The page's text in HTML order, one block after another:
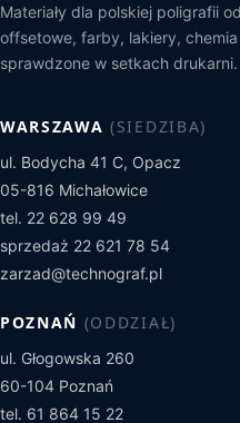
Materiały dla polskiej poligrafii
offsetowe, farby, lakiery,
sprawdzone w setkach drukarni.
WARSZAWA(SIEDZIBA)
ul. Bodycha 41 C, Opacz
05-816 Michałowice
tel. 22 628 99 49
sprzedaż 22 621 78 54
zarzad@technograf.pl
POZNAŃ (ODDZIAŁ)
ul. Głogowska 260
60-104 Poznań
tel. 61 864 15 22